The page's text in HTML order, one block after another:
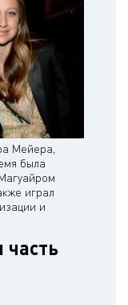
Мейера,
была
играл
и
часть